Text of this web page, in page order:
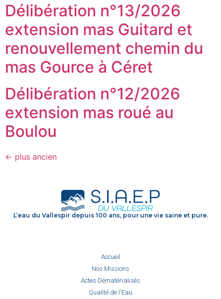
Délibération n°13/2026
extension mas Guitard et
renouvellement chemin du
mas Gource à Céret
Délibération n°12/2026
extension mas roué au
Boulou
← plus ancien
L’eau du Vallespir depuis 100 ans, pour une vie saine et pure.
Accueil
Nos Missions
Actes Dématérialisés
Qualité de l'Eau